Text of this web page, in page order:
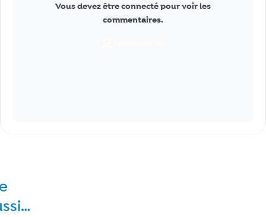
Vous devez être connecté pour voir les
commentaires.